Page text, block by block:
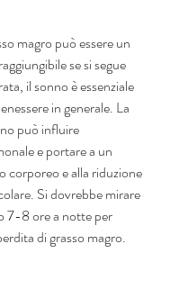
magro può essere un
se si segue
il sonno è essenziale
in generale. La
può influire
e portare a un
corporeo e alla riduzione
Si dovrebbe mirare
7-8 ore a notte per
di grasso magro.